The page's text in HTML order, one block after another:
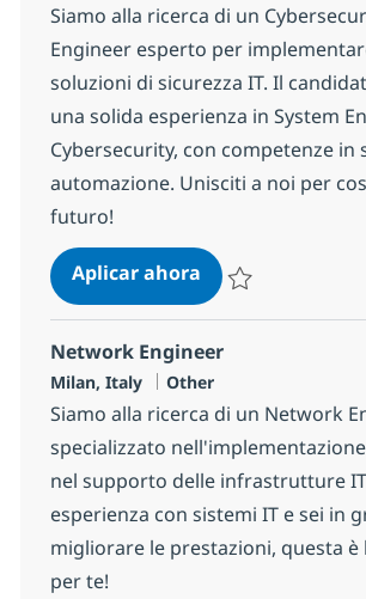
Siamo alla ricerca di un
Engineer esperto per
soluzioni di sicurezza IT. Il
una solida esperienza in System
Cybersecurity, con competenze in
automazione. Unisciti a noi per
futuro!
Aplicar ahoraCybersecurity
Network Engineer
Ubicación
Milan, Italy Categoría
Other
Siamo alla ricerca di un Network
specializzato
nel supporto delle infrastrutture
esperienza con sistemi IT e sei in
migliorare le prestazioni, questa
per te!